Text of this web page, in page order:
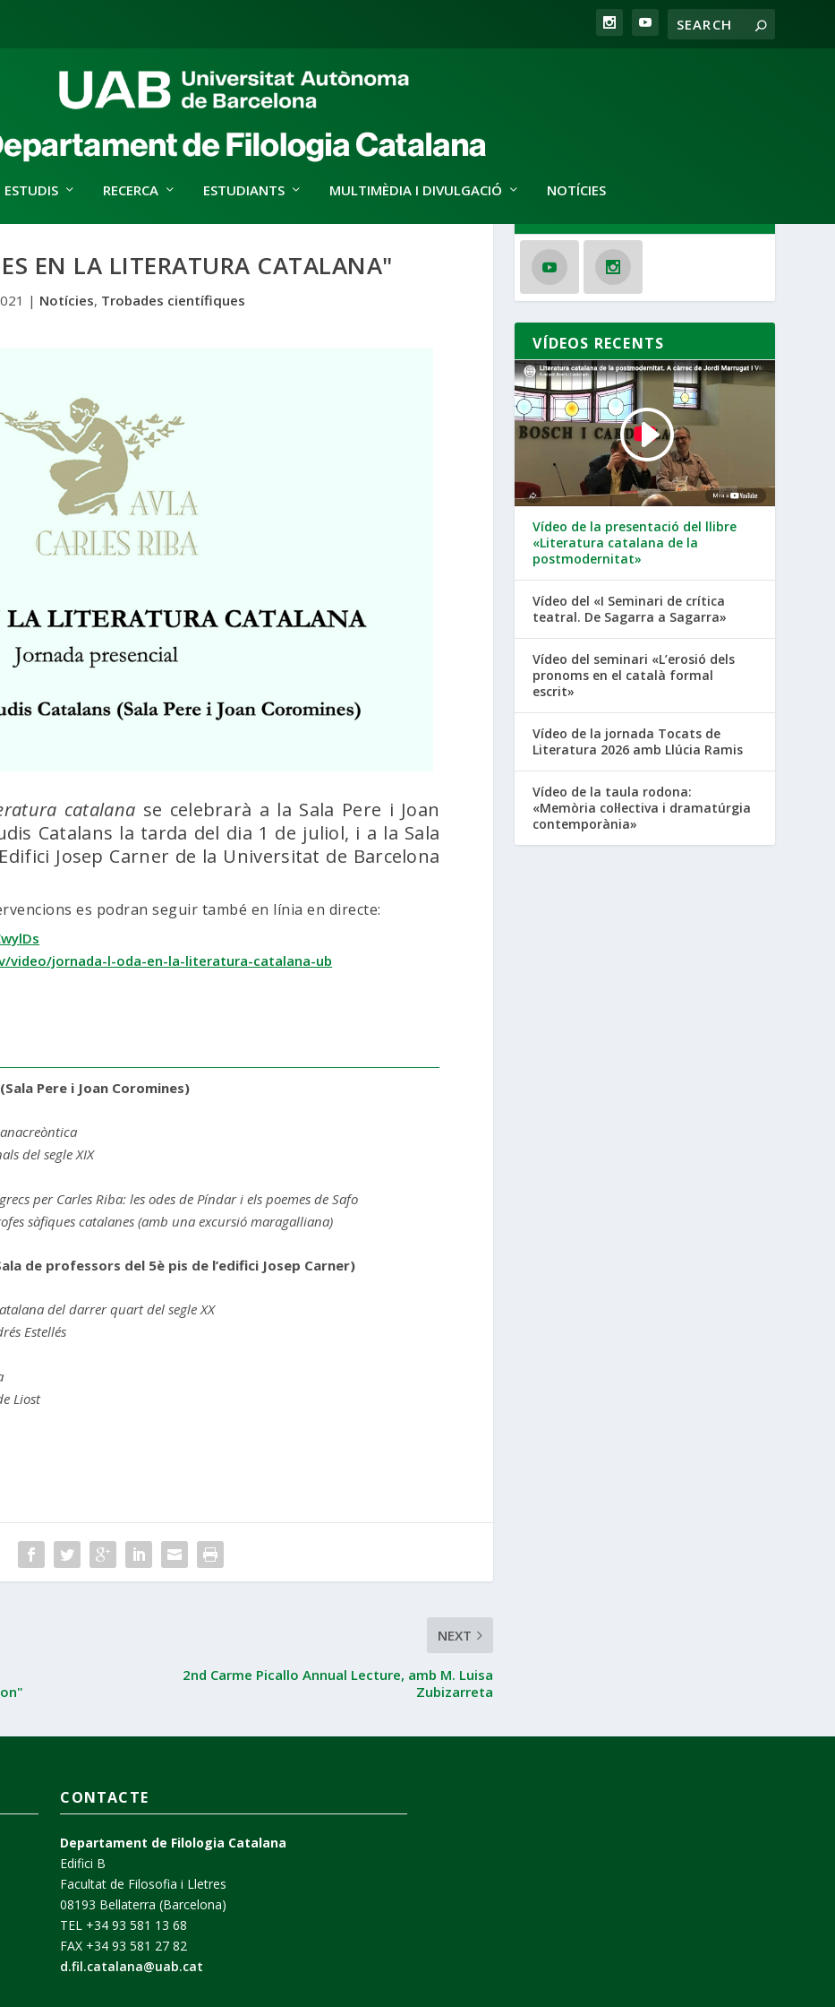
ESTUDIS RECERCA ESTUDIANTS MULTIMÈDIA I DIVULGACIÓ NOTÍCIES
EN LA LITERATURA CATALANA"
| Notícies, Trobades científiques
catalana se celebrarà a la Sala Pere i Joan
Catalans la tarda del dia 1 de juliol, i a la Sala
Josep Carner de la Universitat de Barcelona
es podran seguir també en línia en directe:
video/jornada-l-oda-en-la-literatura-catalana-ub
Pere i Joan Coromines)
del segle XIX
per Carles Riba: les odes de Píndar i els poemes de Safo
sàfiques catalanes (amb una excursió maragalliana)
de professors del 5è pis de l’edifici Josep Carner)
del darrer quart del segle XX
Estellés
Liost
NEXT
2nd Carme Picallo Annual Lecture, amb M. Luisa
Zubizarreta
VÍDEOS RECENTS
Vídeo de la presentació del llibre
«Literatura catalana de la
postmodernitat»
Vídeo del «I Seminari de crítica
teatral. De Sagarra a Sagarra»
Vídeo del seminari «L’erosió dels
pronoms en el català formal
escrit»
Vídeo de la jornada Tocats de
Literatura 2026 amb Llúcia Ramis
Vídeo de la taula rodona:
«Memòria col·lectiva i dramatúrgia
contemporània»
CONTACTE
Departament de Filologia Catalana
Edifici B
Facultat de Filosofia i Lletres
08193 Bellaterra (Barcelona)
TEL +34 93 581 13 68
FAX +34 93 581 27 82
d.fil.catalana@uab.cat